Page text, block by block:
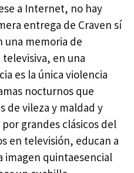
a Internet, no hay
entrega de Craven sí
una memoria de
en una
es la única violencia
nocturnos que
de vileza y maldad y
grandes clásicos del
en televisión, educan a
imagen quintaesencial